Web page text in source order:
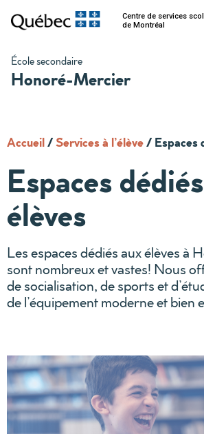
Centre de services
de Montréal
École secondaire
Honoré-Mercier
Accueil/Services à l’élève/Espaces
Espaces
élèves
Les espaces dédiés aux élèves à
sont nombreux et vastes! Nous
de socialisation, de sports et
de l’équipement moderne et bien